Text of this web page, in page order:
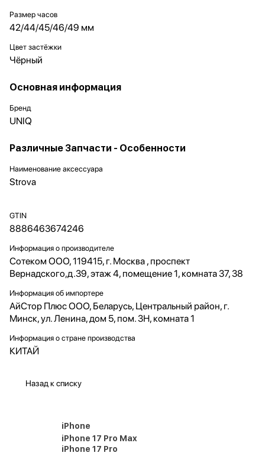
Размер часов
42/44/45/46/49 мм
Цвет застёжки
Чёрный
Основная информация
Бренд
UNIQ
Различные Запчасти - Особенности
Наименование аксессуара
Strova
GTIN
8886463674246
Информация о производителе
Сотеком ООО, 119415, г. Москва , проспект
Вернадского,д.39, этаж 4, помещение 1, комната 37, 38
Информация об импортере
АйСтор Плюс ООО, Беларусь, Центральный район, г.
Минск, ул. Ленина, дом 5, пом. 3Н, комната 1
Информация о стране производства
КИТАЙ
Назад к списку
iPhone
iPhone 17 Pro Max
iPhone 17 Pro